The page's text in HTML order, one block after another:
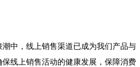
中，线上销售渠道已成为我们产品与
保线上销售活动的健康发展，保障消费